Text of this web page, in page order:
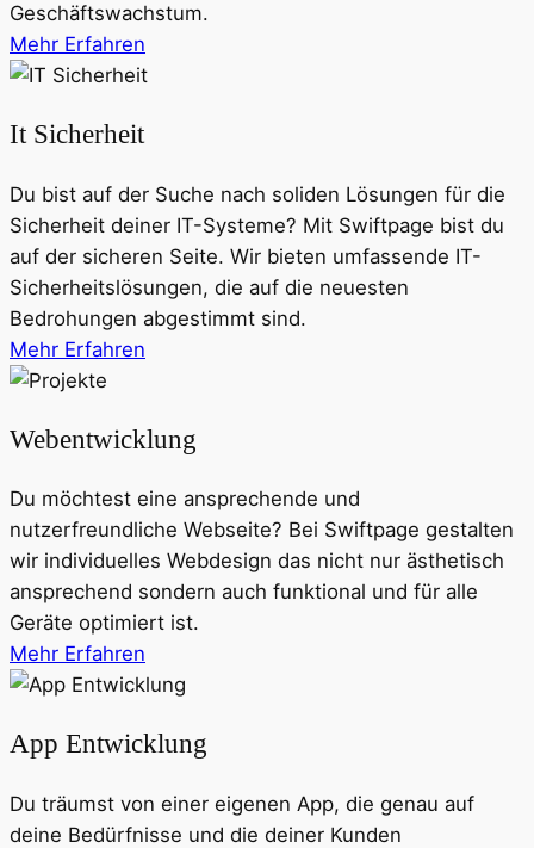
Geschäftswachstum.
Mehr Erfahren
It Sicherheit
Du bist auf der Suche nach soliden Lösungen für die
Sicherheit deiner IT-Systeme? Mit Swiftpage bist du
auf der sicheren Seite. Wir bieten umfassende IT-
Sicherheitslösungen, die auf die neuesten
Bedrohungen abgestimmt sind.
Mehr Erfahren
Webentwicklung
Du möchtest eine ansprechende und
nutzerfreundliche Webseite? Bei Swiftpage gestalten
wir individuelles Webdesign das nicht nur ästhetisch
ansprechend sondern auch funktional und für alle
Geräte optimiert ist.
Mehr Erfahren
App Entwicklung
Du träumst von einer eigenen App, die genau auf
deine Bedürfnisse und die deiner Kunden